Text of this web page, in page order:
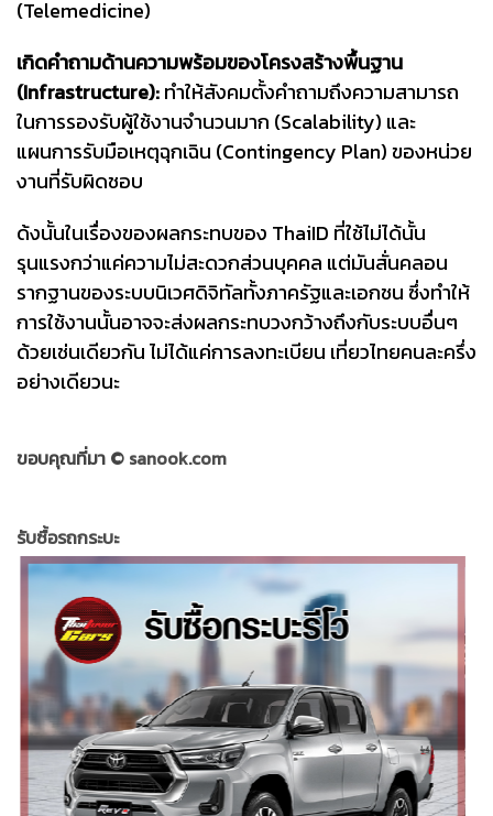
(Telemedicine)
เกิดคำถามด้านความพร้อมของโครงสร้างพื้นฐาน
(Infrastructure):ทำให้สังคมตั้งคำถามถึงความสามารถ
ในการรองรับผู้ใช้งานจำนวนมาก (Scalability) และ
แผนการรับมือเหตุฉุกเฉิน (Contingency Plan) ของหน่วย
งานที่รับผิดชอบ
ด้งนั้นในเรื่องของผลกระทบของ ThaiID ที่ใช้ไม่ได้นั้น
รุนแรงกว่าแค่ความไม่สะดวกส่วนบุคคล แต่มันสั่นคลอน
รากฐานของระบบนิเวศดิจิทัลทั้งภาครัฐและเอกชน ซึ่งทำให้
การใช้งานนั้นอาจจะส่งผลกระทบวงกว้างถึงกับระบบอื่นๆ
ด้วยเช่นเดียวกัน ไม่ได้แค่การลงทะเบียน เที่ยวไทยคนละครึ่ง
อย่างเดียวนะ
ขอบคุณที่มา © sanook.com
รับซื้อรถกระบะ